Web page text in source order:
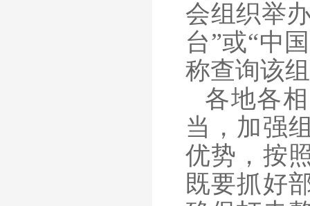
会组织举
台”或“中
称查询该
各地各
当，加强
优势，按
既要抓好